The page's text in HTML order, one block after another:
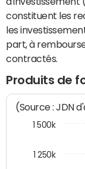
constituent les
les
part, à
contractés.
Produits de
(Source : JDN
1 250k
1 500k